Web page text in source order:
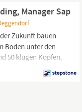
Manager Sap
Zukunft bauen
Boden unter den
50 klugen Köpfen,
daran
Unser